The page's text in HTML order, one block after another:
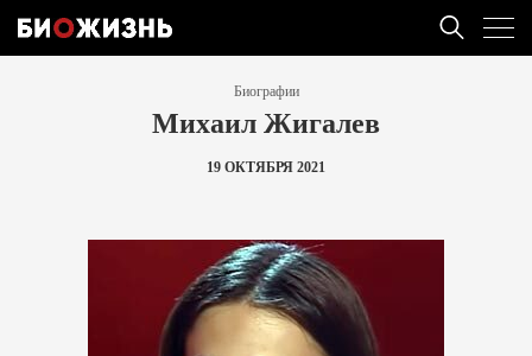
Биографии
Михаил Жигалев
19 ОКТЯБРЯ 2021